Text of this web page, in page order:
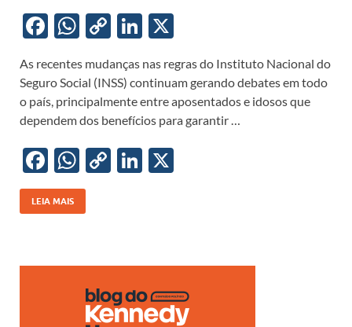
F
e
b
o
o
k
W
at
s
A
p
p
C
p
y
Li
n
k
Li
k
e
dI
n
As recentes mudanças nas regras do Instituto Nacional do
Seguro Social (INSS) continuam gerando debates em todo
o país, principalmente entre aposentados e idosos que
dependem dos benefícios para garantir …
F
ac
e
o
W
h
at
A
p
p
C
Li
n
k
Li
dI
n
LEIA MAIS